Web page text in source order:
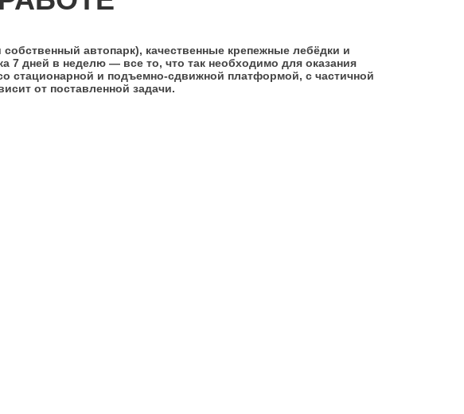
автопарк), качественные крепежные лебёдки и
7 дней в неделю — все то, что так необходимо для оказания
стационарной и подъемно-сдвижной платформой, с частичной
от поставленной задачи.